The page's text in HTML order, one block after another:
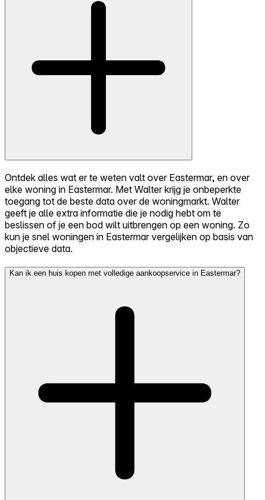
Ontdek alles wat er te weten valt over Eastermar, en over
elke woning in Eastermar. Met Walter krijg je onbeperkte
toegang tot de beste data over de woningmarkt. Walter
geeft je alle extra informatie die je nodig hebt om te
beslissen of je een bod wilt uitbrengen op een woning. Zo
kun je snel woningen in Eastermar vergelijken op basis van
objectieve data.
Kan ik een huis kopen met volledige aankoopservice in Eastermar?